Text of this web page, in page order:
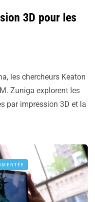
3D pour les
les chercheurs Keaton
Zuniga explorent les
par impression 3D et la